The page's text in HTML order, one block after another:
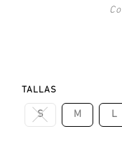
TALLAS
S M L